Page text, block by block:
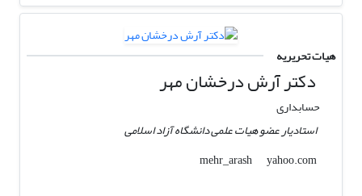
هیات تحریریه
دکتر آرش درخشان مهر
حسابداری
استادیار عضو هیات علمی دانشگاه آزاد اسلامی
mehr_arash
yahoo.com